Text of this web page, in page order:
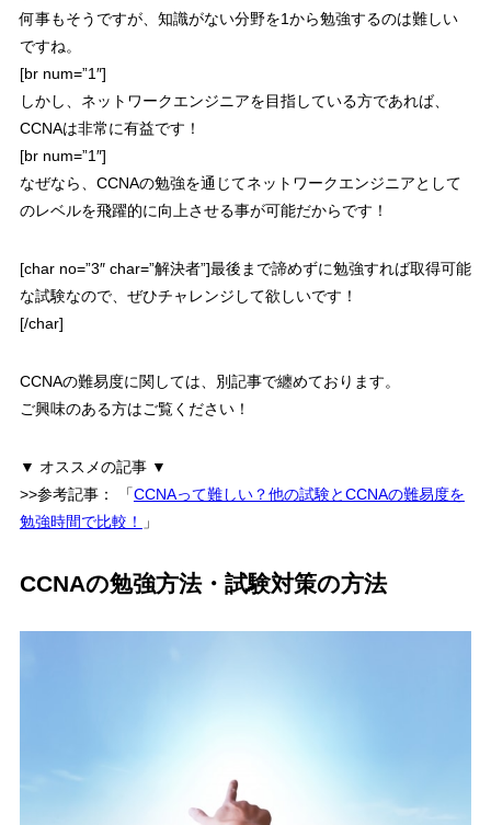
何事もそうですが、知識がない分野を1から勉強するのは難しい
ですね。
[br num=”1″]
しかし、ネットワークエンジニアを目指している方であれば、
CCNAは非常に有益です！
[br num=”1″]
なぜなら、CCNAの勉強を通じてネットワークエンジニアとして
のレベルを飛躍的に向上させる事が可能だからです！
[char no=”3″ char=”解決者”]最後まで諦めずに勉強すれば取得可能
な試験なので、ぜひチャレンジして欲しいです！
[/char]
CCNAの難易度に関しては、別記事で纏めております。
ご興味のある方はご覧ください！
▼ オススメの記事 ▼
>>参考記事：
「CCNAって難しい？他の試験とCCNAの難易度を
勉強時間で比較！
」
CCNAの勉強方法・試験対策の方法